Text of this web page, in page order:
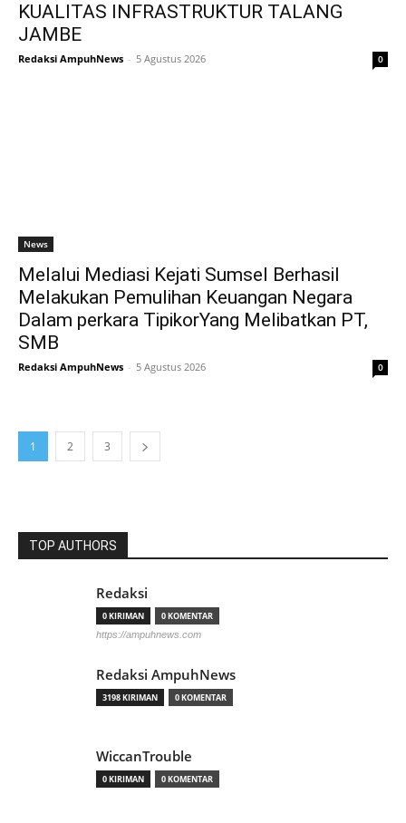
KUALITAS INFRASTRUKTUR TALANG
JAMBE
Redaksi AmpuhNews - 5 Agustus 2026 0
News
Melalui Mediasi Kejati Sumsel Berhasil
Melakukan Pemulihan Keuangan Negara
Dalam perkara TipikorYang Melibatkan PT,
SMB
Redaksi AmpuhNews - 5 Agustus 2026 0
1 2 3
TOP AUTHORS
Redaksi
0 KIRIMAN 0 KOMENTAR
https://ampuhnews.com
Redaksi AmpuhNews
3198 KIRIMAN 0 KOMENTAR
WiccanTrouble
0 KIRIMAN 0 KOMENTAR